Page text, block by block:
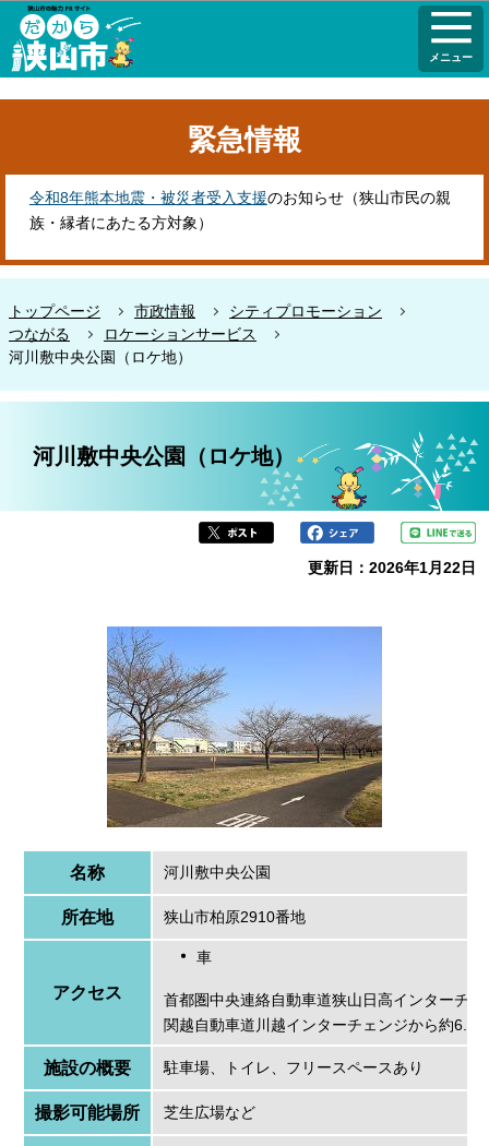
ペ
メニュー
緊急情報
令和8年熊本地震・被災者受入支援のお知らせ（狭山市民の親
族・縁者にあたる方対象）
トップページ 市政情報
シティプロモーション
つながる
ロケーションサービス
河川敷中央公園（ロケ地）
か
河川敷中央公園（ロケ地）
更新日：2026年1月22日
名称 河川敷中央公園
所在地 狭山市柏原2910番地
アクセス
車
首都圏中央連絡自動車道狭山日高インターチ
関越自動車道川越インターチェンジから約6.9
施設の概要 駐車場、トイレ、フリースペースあり
撮影可能場所 芝生広場など